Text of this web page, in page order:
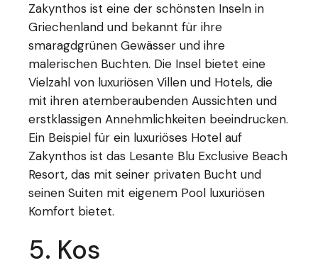
Zakynthos ist eine der schönsten Inseln in
Griechenland und bekannt für ihre
smaragdgrünen Gewässer und ihre
malerischen Buchten. Die Insel bietet eine
Vielzahl von luxuriösen Villen und Hotels, die
mit ihren atemberaubenden Aussichten und
erstklassigen Annehmlichkeiten beeindrucken.
Ein Beispiel für ein luxuriöses Hotel auf
Zakynthos ist das Lesante Blu Exclusive Beach
Resort, das mit seiner privaten Bucht und
seinen Suiten mit eigenem Pool luxuriösen
Komfort bietet.
5. Kos